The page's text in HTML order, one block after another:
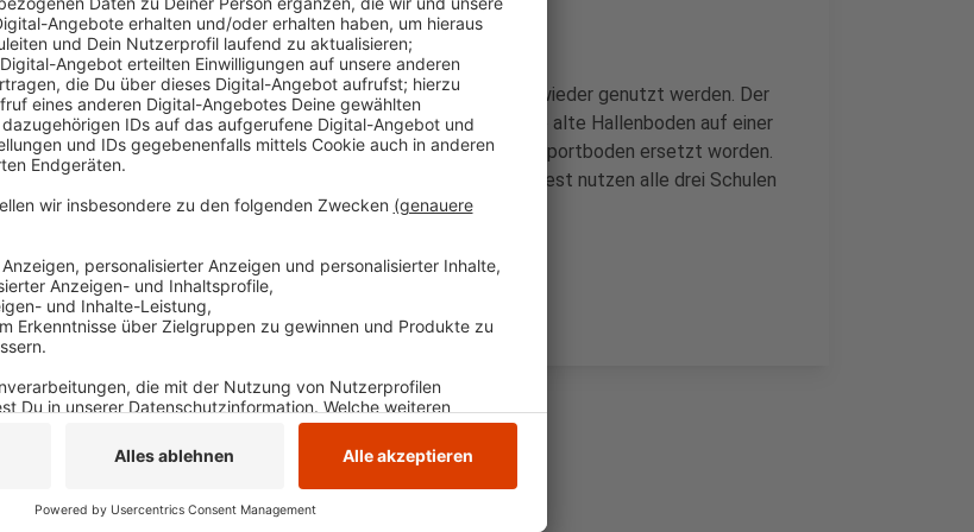
Anzeige
Pünktlich dazu kann die Halle West in Gevelsberg kann ab heute wieder genutzt werden. Der
neue Hallenboden ist fertig. In den Sommerferien ist der 22 Jahre alte Hallenboden auf einer
Fläche von 1.250 Quadratmetern durch einen neuen elastischen Sportboden ersetzt worden.
Die Gesamtkosten liegen bei rund 300.000 Euro. Die Sporthalle West nutzen alle drei Schulen
im Gevelsberger Schulzentrum West, aber auch Vereine.
Anzeige